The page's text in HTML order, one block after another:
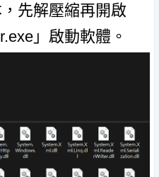
先解壓縮再開啟
」啟動軟體。